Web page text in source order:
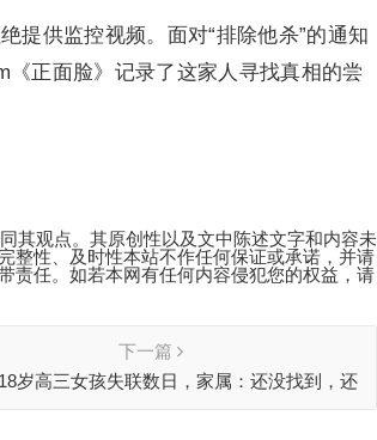
提供监控视频。面对“排除他杀”的通知
正面脸》记录了这家人寻找真相的尝
其观点。其原创性以及文中陈述文字和内容未
整性、及时性本站不作任何保证或承诺，并请
责任。如若本网有任何内容侵犯您的权益，请
下一篇
岁高三女孩失联数日，家属：还没找到，还